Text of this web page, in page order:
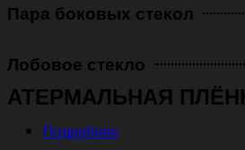
Пара боковых стекол
Лобовое стекло
АТЕРМАЛЬНАЯ
Подробнее